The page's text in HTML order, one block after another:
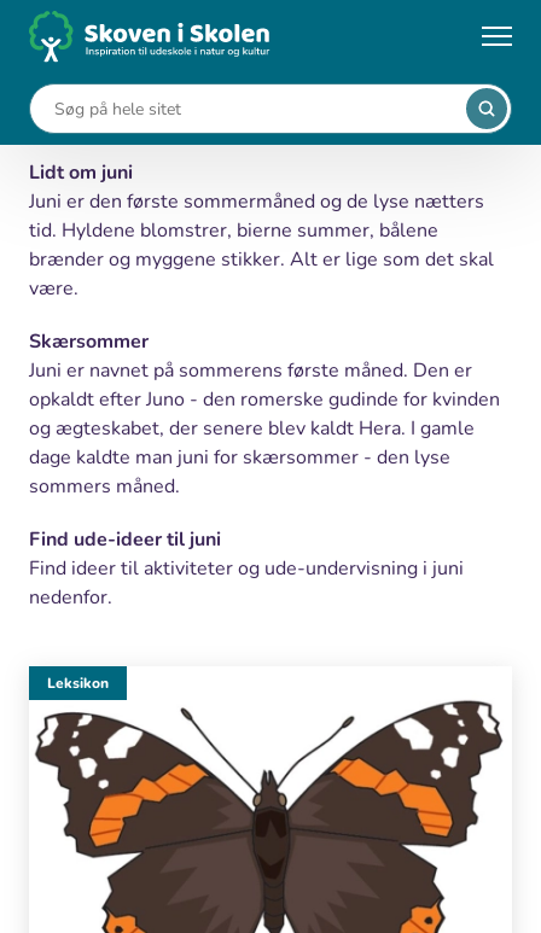
Forside Juni
Juni
Lidt om juni
Juni er den første sommermåned og de lyse nætters
tid. Hyldene blomstrer, bierne summer, bålene
brænder og myggene stikker. Alt er lige som det skal
være.
Skærsommer
Juni er navnet på sommerens første måned. Den er
opkaldt efter Juno - den romerske gudinde for kvinden
og ægteskabet, der senere blev kaldt Hera. I gamle
dage kaldte man juni for skærsommer - den lyse
sommers måned.
Find ude-ideer til juni
Find ideer til aktiviteter og ude-undervisning i juni
nedenfor.
Leksikon